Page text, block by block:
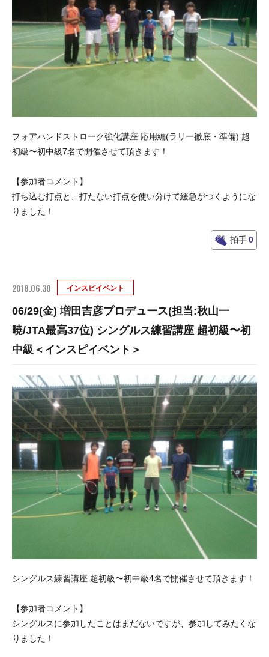
フォアハンドストローク強化講座 応用編(ラリー徹底・準備) 超
初級〜初中級7名で開催させて頂きます！
【参加者コメント】
打ち込む打点と、打たない打点を使い分けて緩急がつくようにな
りました！
拍手0
2018.06.30 インスピイベント
06/29(金) 増田吉彦プロデュース(担当:秋山一
暁/JTA最高37位) シングルス練習講座 超初級〜初
中級＜インスピイベント＞
シングルス練習講座 超初級〜初中級4名で開催させて頂きます！
【参加者コメント】
シングルスに参加したことはまだないですが、参加してみたくな
りました！